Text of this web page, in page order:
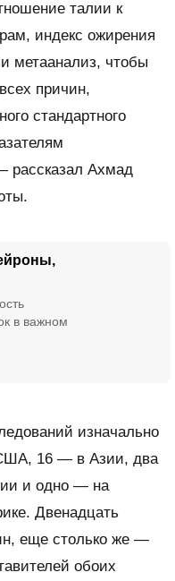
талии к
индекс ожирения
метаанализ, чтобы
причин,
стандартного
рассказал Ахмад
в важном
изначально
16 — в Азии, два
и одно — на
Двенадцать
еще столько же —
обоих